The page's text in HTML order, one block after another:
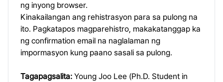
ng inyong browser.
Kinakailangan ang rehistrasyon para sa pulong na
ito. Pagkatapos magparehistro, makakatanggap ka
ng confirmation email na naglalaman ng
impormasyon kung paano sasali sa pulong.
Tagapagsalita: Young Joo Lee (Ph.D. Student in